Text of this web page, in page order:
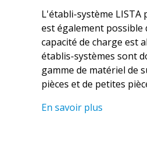
L'établi-système
est également possible
capacité de charge est
établis-systèmes sont
gamme de matériel de
pièces et de petites
En savoir plus